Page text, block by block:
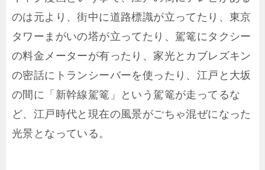
のは元より、街中に道路標識が立ってたり、東京
タワーまがいの塔が立ってたり、駕篭にタクシー
の料金メーターが有ったり、家光とカブレズキン
の密話にトランシーバーを使ったり、江戸と大坂
の間に「新幹線駕篭」という駕篭が走ってるな
ど、江戸時代と現在の風景がごちゃ混ぜになった
光景となっている。